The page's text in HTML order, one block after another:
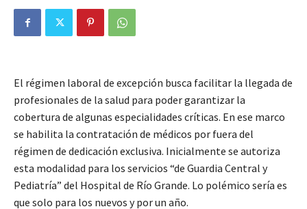
El régimen laboral de excepción busca facilitar la llegada de
profesionales de la salud para poder garantizar la
cobertura de algunas especialidades críticas. En ese marco
se habilita la contratación de médicos por fuera del
régimen de dedicación exclusiva. Inicialmente se autoriza
esta modalidad para los servicios “de Guardia Central y
Pediatría” del Hospital de Río Grande. Lo polémico sería es
que solo para los nuevos y por un año.